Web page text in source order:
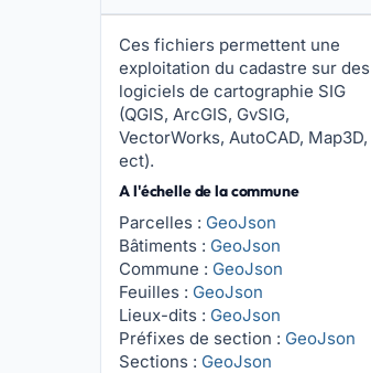
Ces fichiers permettent une
exploitation du cadastre sur des
logiciels de cartographie SIG
(QGIS, ArcGIS, GvSIG,
VectorWorks, AutoCAD, Map3D,
ect).
A l'échelle de la commune
Parcelles : GeoJson
Bâtiments : GeoJson
Commune : GeoJson
Feuilles : GeoJson
Lieux-dits : GeoJson
Préfixes de section : GeoJson
Sections : GeoJson